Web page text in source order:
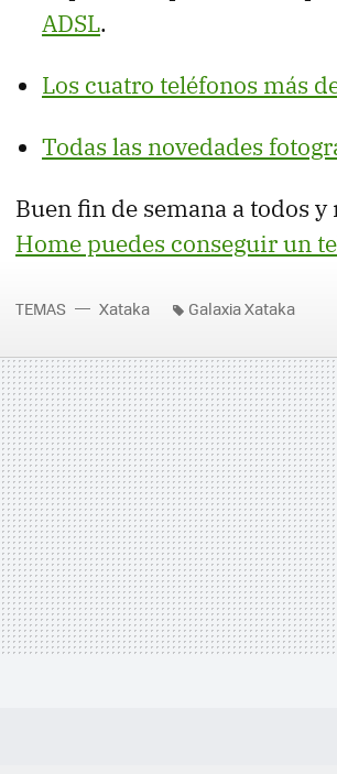
ADSL.
Los cuatro teléfonos más
Todas las novedades
Buen fin de semana a todos
Home puedes conseguir un
TEMAS Xataka Galaxia Xataka